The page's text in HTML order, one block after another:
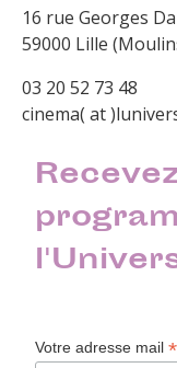
16 rue Georges
59000 Lille
03 20 52 73 48
cinema( at
Votre adresse mail*